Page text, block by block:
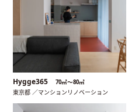
Hygge365 70㎡〜80㎡
東京都 ／マンションリノベーション